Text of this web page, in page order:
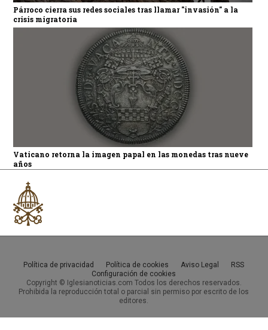
Párroco cierra sus redes sociales tras llamar "invasión" a la
crisis migratoria
Vaticano retorna la imagen papal en las monedas tras nueve
años
Política de privacidad Política de cookies Aviso Legal
RSS
Configuración de cookies
Copyright © Iglesianoticias.com Todos los derechos reservados.
Prohibida la reproducción total o parcial sin permiso por escrito de los
editores.